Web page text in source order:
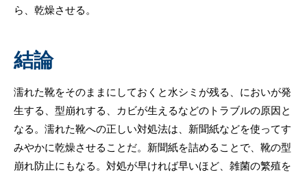
ら、乾燥させる。
結論
濡れた靴をそのままにしておくと水シミが残る、においが発
生する、型崩れする、カビが生えるなどのトラブルの原因と
なる。濡れた靴への正しい対処法は、新聞紙などを使ってす
みやかに乾燥させることだ。新聞紙を詰めることで、靴の型
崩れ防止にもなる。対処が早ければ早いほど、雑菌の繁殖を